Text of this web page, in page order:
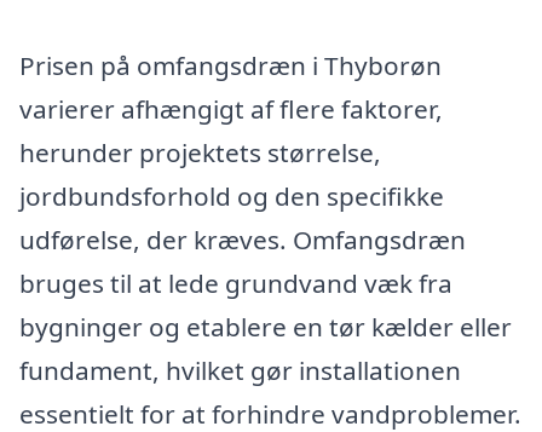
Prisen på omfangsdræn i Thyborøn
varierer afhængigt af flere faktorer,
herunder projektets størrelse,
jordbundsforhold og den specifikke
udførelse, der kræves. Omfangsdræn
bruges til at lede grundvand væk fra
bygninger og etablere en tør kælder eller
fundament, hvilket gør installationen
essentielt for at forhindre vandproblemer.